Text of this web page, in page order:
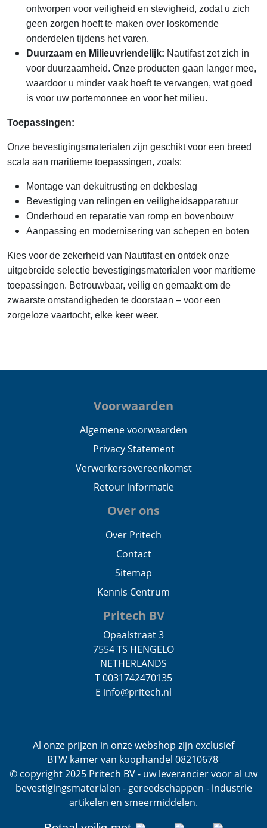
ontworpen voor veiligheid en stevigheid, zodat u zich
geen zorgen hoeft te maken over loskomende
onderdelen tijdens het varen.
Duurzaam en Milieuvriendelijk: Nautifast zet zich in
voor duurzaamheid. Onze producten gaan langer mee,
waardoor u minder vaak hoeft te vervangen, wat goed
is voor uw portemonnee en voor het milieu.
Toepassingen:
Onze bevestigingsmaterialen zijn geschikt voor een breed
scala aan maritieme toepassingen, zoals:
Montage van dekuitrusting en dekbeslag
Bevestiging van relingen en veiligheidsapparatuur
Onderhoud en reparatie van romp en bovenbouw
Aanpassing en modernisering van schepen en boten
Kies voor de zekerheid van Nautifast en ontdek onze
uitgebreide selectie bevestigingsmaterialen voor maritieme
toepassingen. Betrouwbaar, veilig en gemaakt om de
zwaarste omstandigheden te doorstaan – voor een
zorgeloze vaartocht, elke keer weer.
Voorwaarden
Algemene voorwaarden
Privacy Statement
Verwerkersovereenkomst
Retour informatie
Over ons
Over Pritech
Contact
Sitemap
Kennis Centrum
Pritech BV
Opaalstraat 3
7554 TS HENGELO
NETHERLANDS
T 0031742470135
E info@pritech.nl
Al onze prijzen in onze webshop zijn exclusief
BTW kamer van koophandel 08210678.
© copyright 2025 Pritech BV - uw leverancier voor al uw
bevestigingsmaterialen - gereedschappen - industrie
artikelen en smeermiddelen.